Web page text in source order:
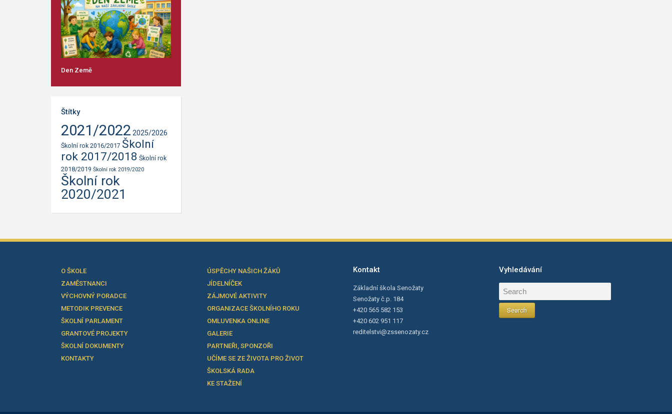
Den Země
Štítky
2021/2022 2025/2026
Školní rok 2016/2017 Školní
rok 2017/2018 Školní rok
2018/2019 Školní rok 2019/2020
Školní rok
2020/2021
O ŠKOLE
ZAMĚSTNANCI
VÝCHOVNÝ PORADCE
METODIK PREVENCE
ŠKOLNÍ PARLAMENT
GRANTOVÉ PROJEKTY
ŠKOLNÍ DOKUMENTY
KONTAKTY
ÚSPĚCHY NAŠICH ŽÁKŮ
JÍDELNÍČEK
ZÁJMOVÉ AKTIVITY
ORGANIZACE ŠKOLNÍHO ROKU
OMLUVENKA ONLINE
GALERIE
PARTNEŘI, SPONZOŘI
UČÍME SE ZE ŽIVOTA PRO ŽIVOT
ŠKOLSKÁ RADA
KE STAŽENÍ
Kontakt
Základní škola Senožaty
Senožaty č.p. 184
+420 565 582 153
+420 602 951 117
reditelstvi@zssenozaty.cz
Vyhledávání